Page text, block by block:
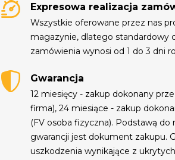
Expresowa realizacja
Wszystkie oferowane przez nas
magazynie, dlatego standardowy
zamówienia wynosi od 1 do 3 dni
Gwarancja
12 miesięcy - zakup dokonany
firma), 24 miesiące - zakup
(FV osoba fizyczna). Podstawą do
gwarancji jest dokument zakupu.
uszkodzenia wynikające z